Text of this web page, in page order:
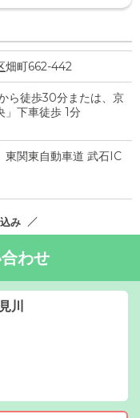
畑町662-442
ら徒歩30分または、京
」下車徒歩 1分
東関東自動車道 武石IC
み
わせ
川